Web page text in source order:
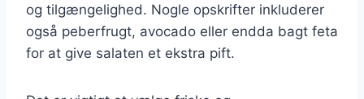
og tilgængelighed. Nogle opskrifter inkluderer
også peberfrugt, avocado eller endda bagt feta
for at give salaten et ekstra pift.